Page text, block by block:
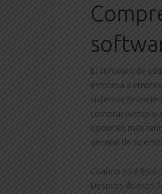
El software de
empresa a
sistemas
comprar bienes o
opciones más
general de su
Cuando esté listo
Después de esto,